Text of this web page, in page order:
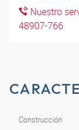
Nuestro
48907-766
Construcción